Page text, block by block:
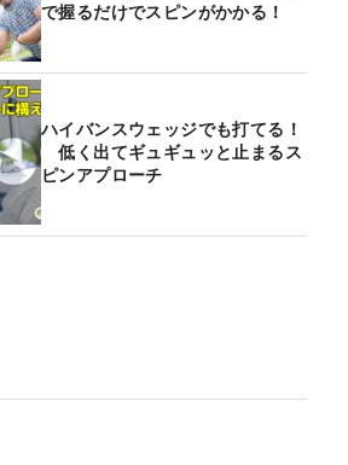
で握るだけでスピンがかかる！
ハイバンスウェッジでも打てる！
低く出てギュギュッと止まるス
ピンアプローチ